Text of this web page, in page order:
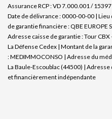
Assurance RCP : VD 7.000.001 / 15397
Date de délivrance : 0000-00-00 |
de garantie financière : QBE EUROPE
Adresse caisse de garantie : Tour
La Défense Cedex | Montant de la
: MEDIMMOCONSO | Adresse du
La Baule-Escoublac (44500) | Adresse
et financièrement indépendante